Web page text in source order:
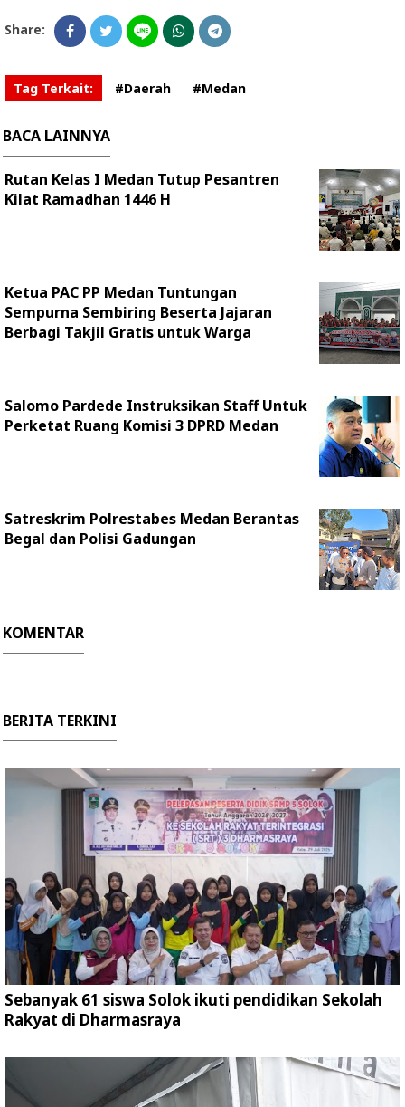
Share:
Tag Terkait: #Daerah #Medan
BACA LAINNYA
Rutan Kelas I Medan Tutup Pesantren
Kilat Ramadhan 1446 H
Ketua PAC PP Medan Tuntungan
Sempurna Sembiring Beserta Jajaran
Berbagi Takjil Gratis untuk Warga
Salomo Pardede Instruksikan Staff Untuk
Perketat Ruang Komisi 3 DPRD Medan
Satreskrim Polrestabes Medan Berantas
Begal dan Polisi Gadungan
KOMENTAR
BERITA TERKINI
Sebanyak 61 siswa Solok ikuti pendidikan Sekolah
Rakyat di Dharmasraya